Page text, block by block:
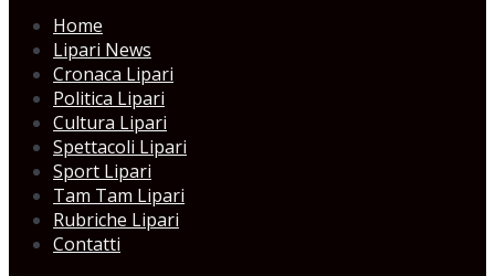
Home
Lipari News
Cronaca Lipari
Politica Lipari
Cultura Lipari
Spettacoli Lipari
Sport Lipari
Tam Tam Lipari
Rubriche Lipari
Contatti